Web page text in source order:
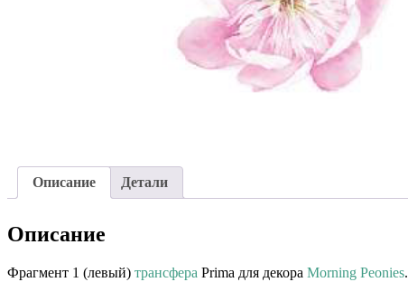
Описание Детали
Описание
Фрагмент 1 (левый) трансфера Prima для декора Morning Peonies.